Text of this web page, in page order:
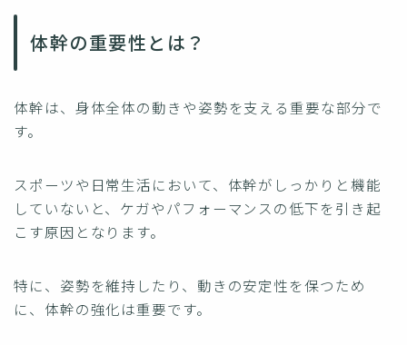
体幹の重要性とは？
体幹は、身体全体の動きや姿勢を支える重要な部分で
す。
スポーツや日常生活において、体幹がしっかりと機能
していないと、ケガやパフォーマンスの低下を引き起
こす原因となります。
特に、姿勢を維持したり、動きの安定性を保つため
に、体幹の強化は重要です。